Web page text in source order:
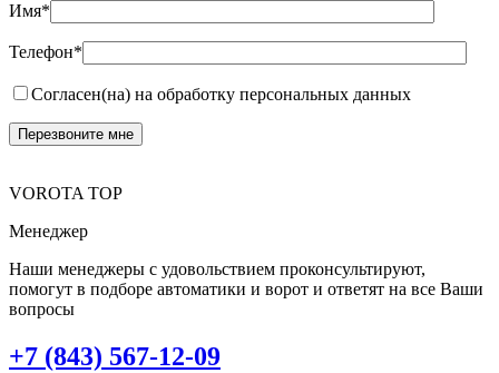
Имя*
Телефон*
Согласен(на) на обработку персональных данных
VOROTA TOP
Менеджер
Наши менеджеры с удовольствием проконсультируют,
помогут в подборе автоматики и ворот и ответят на все Ваши
вопросы
+7 (843) 567-12-09